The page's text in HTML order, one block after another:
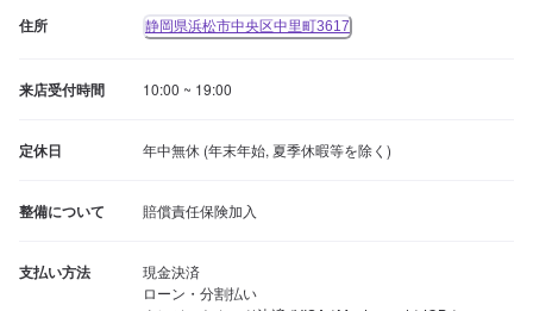
住所 静岡県浜松市中央区中里町3617
来店受付時間 10:00 ~ 19:00
定休日 年中無休 (年末年始, 夏季休暇等を除く)
整備について 賠償責任保険加入
支払い方法
現金決済
ローン・分割払い